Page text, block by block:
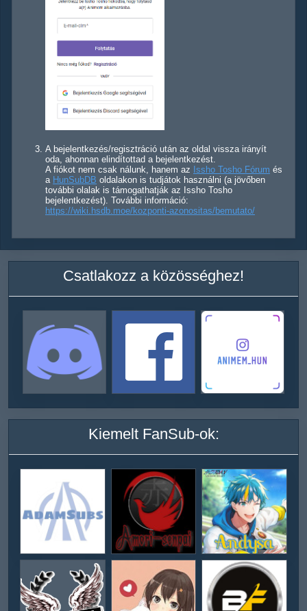
A bejelentkezés/regisztráció után az oldal vissza irányít
oda, ahonnan elindítottad a bejelentkezést.
A fiókot nem csak nálunk, hanem az Issho Tosho Fórum és
a HunSubDB oldalakon is tudjátok használni (a jövőben
további olalak is támogathatják az Issho Tosho
bejelentkezést). További információ:
https://wiki.hsdb.moe/kozponti-azonositas/bemutato/
Csatlakozz a közösséghez!
Kiemelt FanSub-ok: